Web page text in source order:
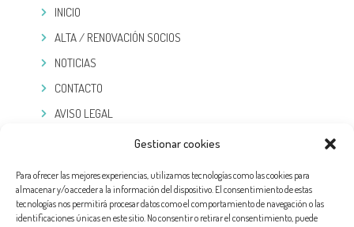
Gestionar cookies
Para ofrecer las mejores experiencias, utilizamos tecnologías como las cookies para
almacenar y/o acceder a la información del dispositivo. El consentimiento de estas
tecnologías nos permitirá procesar datos como el comportamiento de navegación o las
identificaciones únicas en este sitio. No consentir o retirar el consentimiento, puede
INICIO
ALTA / RENOVACIÓN SOCIOS
NOTICIAS
CONTACTO
AVISO LEGAL
POLÍTICA DE PRIVACIDAD
TELEGRAM